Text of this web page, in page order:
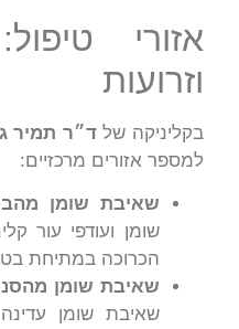
אזורי
וזרועות
בקליניקה שלד״ר תמיר
למספר אזורים מרכזיים:
שאיבת שומן
שומן ועודפי עור
הכרוכה במתיחת
שאיבת שומן
שאיבת שומן